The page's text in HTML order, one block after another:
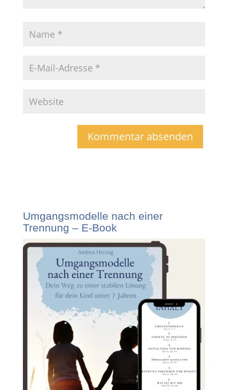
Umgangsmodelle nach einer
Trennung – E-Book